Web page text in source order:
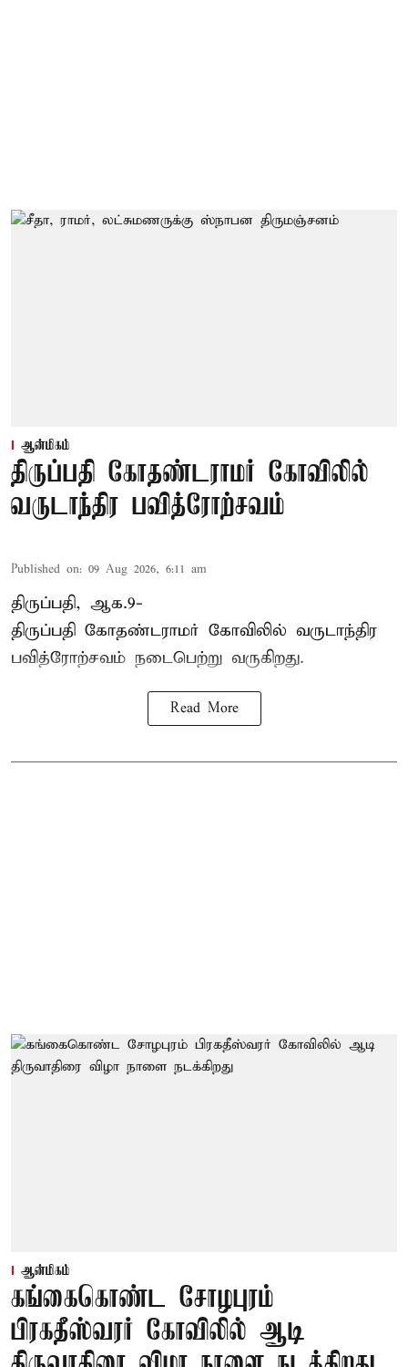
ஆன்மிகம்
திருப்பதி கோதண்டராமர் கோவிலில்
வருடாந்திர பவித்ரோற்சவம்
Published on: 09 Aug 2026, 6:11 am
திருப்பதி, ஆக.9-
திருப்பதி கோதண்டராமர் கோவிலில் வருடாந்திர
பவித்ரோற்சவம் நடைபெற்று வருகிறது.
Read More
ஆன்மிகம்
கங்கைகொண்ட சோழபுரம்
பிரகதீஸ்வரர் கோவிலில் ஆடி